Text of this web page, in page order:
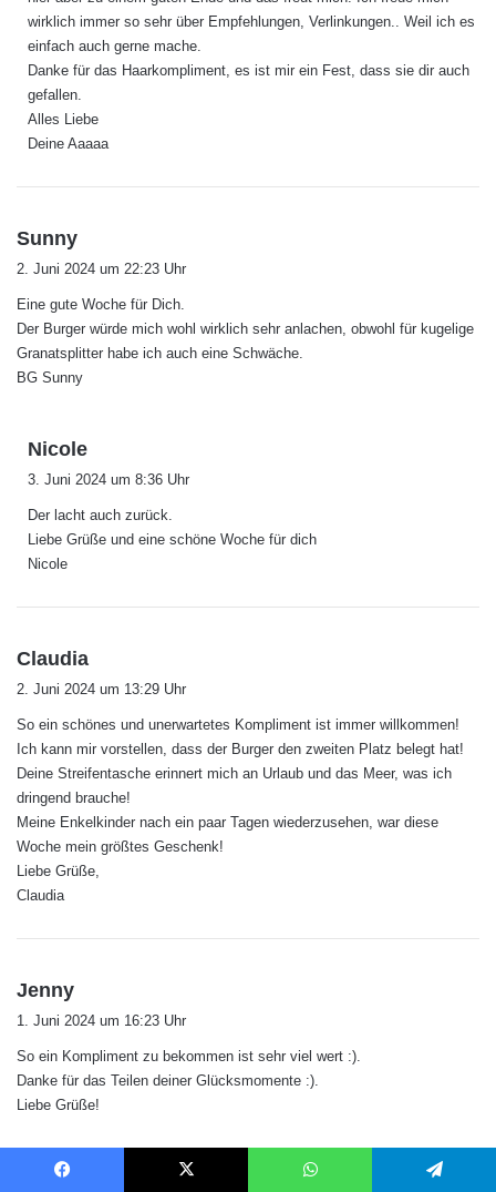
:
wirklich immer so sehr über Empfehlungen, Verlinkungen.. Weil ich es
einfach auch gerne mache.
Danke für das Haarkompliment, es ist mir ein Fest, dass sie dir auch
gefallen.
Alles Liebe
Deine Aaaaa
Sunny
a
:
2. Juni 2024 um 22:23 Uhr
Eine gute Woche für Dich.
Der Burger würde mich wohl wirklich sehr anlachen, obwohl für kugelige
Granatsplitter habe ich auch eine Schwäche.
BG Sunny
Nicole
a
t
:
3. Juni 2024 um 8:36 Uhr
Der lacht auch zurück.
Liebe Grüße und eine schöne Woche für dich
Nicole
Claudia
a
t
:
2. Juni 2024 um 13:29 Uhr
So ein schönes und unerwartetes Kompliment ist immer willkommen!
Ich kann mir vorstellen, dass der Burger den zweiten Platz belegt hat!
Deine Streifentasche erinnert mich an Urlaub und das Meer, was ich
dringend brauche!
Meine Enkelkinder nach ein paar Tagen wiederzusehen, war diese
Woche mein größtes Geschenk!
Liebe Grüße,
Claudia
Jenny
a
t
:
1. Juni 2024 um 16:23 Uhr
So ein Kompliment zu bekommen ist sehr viel wert :).
Danke für das Teilen deiner Glücksmomente :).
Liebe Grüße!
Nicole